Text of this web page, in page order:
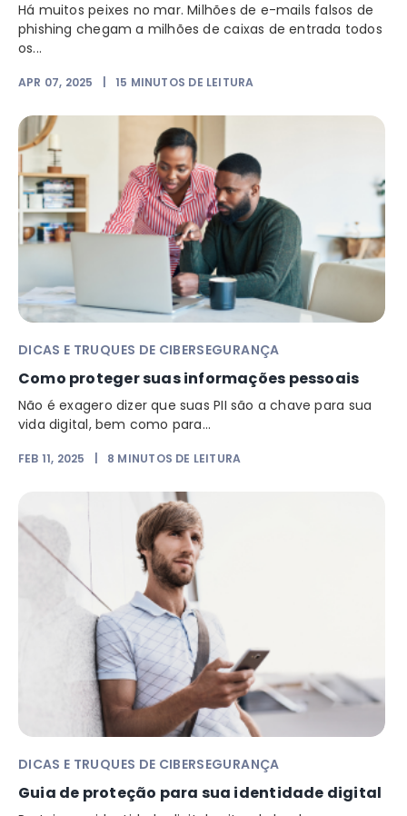
Há muitos peixes no mar. Milhões de e-mails falsos de
phishing chegam a milhões de caixas de entrada todos
os...
APR 07, 2025 |15 MINUTOS DE LEITURA
DICAS E TRUQUES DE CIBERSEGURANÇA
Como proteger suas informações pessoais
Não é exagero dizer que suas PII são a chave para sua
vida digital, bem como para...
FEB 11, 2025 8 MINUTOS DE LEITURA
DICAS E TRUQUES DE CIBERSEGURANÇA
Guia de proteção para sua identidade digital